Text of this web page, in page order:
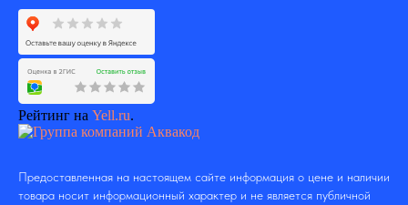
Рейтинг на Yell.ru.
Предоставленная на настоящем сайте информация о цене и наличии
товара носит информационный характер и не является публичной